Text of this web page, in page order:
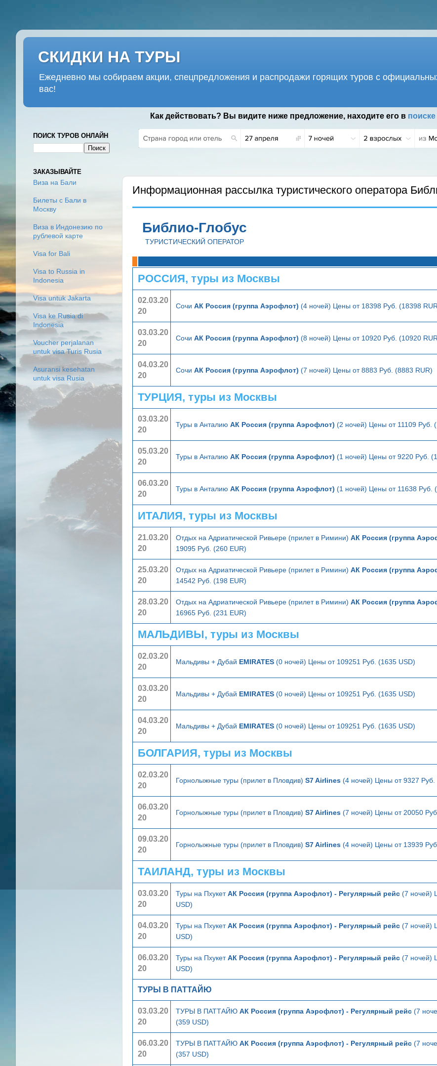
СКИДКИ НА ТУРЫ
Ежедневно мы собираем акции, спецпредложения и распродажи горящих туров с
вас!
Как действовать? Вы видите ниже предложение, находите его в поиске
Информационная рассылка туристического оператора
Библио-Глобус
ТУРИСТИЧЕСКИЙ ОПЕРАТОР
РОССИЯ, туры из Москвы
02.03.20
20
Сочи АК Россия (группа Аэрофлот) (4 ночей) Цены от 18398 Руб. (18398
03.03.20
20
Сочи АК Россия (группа Аэрофлот) (8 ночей) Цены от 10920 Руб. (10920
04.03.20
20
Сочи АК Россия (группа Аэрофлот) (7 ночей) Цены от 8883 Руб. (8883 RUR)
ТУРЦИЯ, туры из Москвы
03.03.20
20
Туры в Анталию АК Россия (группа Аэрофлот) (2 ночей) Цены от 11109 Руб.
05.03.20
20
Туры в Анталию АК Россия (группа Аэрофлот) (1 ночей) Цены от 9220 Руб.
06.03.20
20
Туры в Анталию АК Россия (группа Аэрофлот) (1 ночей) Цены от 11638 Руб.
ИТАЛИЯ, туры из Москвы
21.03.20
20
Отдых на Адриатической Ривьере (прилет в Римини) АК Россия (группа
19095 Руб. (260 EUR)
25.03.20
20
Отдых на Адриатической Ривьере (прилет в Римини) АК Россия (группа
14542 Руб. (198 EUR)
28.03.20
20
Отдых на Адриатической Ривьере (прилет в Римини) АК Россия (группа
16965 Руб. (231 EUR)
МАЛЬДИВЫ, туры из Москвы
02.03.20
20
Мальдивы + Дубай EMIRATES (0 ночей) Цены от 109251 Руб. (1635 USD)
03.03.20
20
Мальдивы + Дубай EMIRATES (0 ночей) Цены от 109251 Руб. (1635 USD)
04.03.20
20
Мальдивы + Дубай EMIRATES (0 ночей) Цены от 109251 Руб. (1635 USD)
БОЛГАРИЯ, туры из Москвы
02.03.20
20
Горнолыжные туры (прилет в Пловдив) S7 Airlines (4 ночей) Цены от 9327 Руб.
06.03.20
20
Горнолыжные туры (прилет в Пловдив) S7 Airlines (7 ночей) Цены от 20050
09.03.20
20
Горнолыжные туры (прилет в Пловдив) S7 Airlines (4 ночей) Цены от 13939
ТАИЛАНД, туры из Москвы
03.03.20
20
Туры на ПхукетАК Россия (группа Аэрофлот) - Регулярный рейс (7 ночей)
USD)
04.03.20
20
Туры на ПхукетАК Россия (группа Аэрофлот) - Регулярный рейс (7 ночей)
USD)
06.03.20
20
Туры на ПхукетАК Россия (группа Аэрофлот) - Регулярный рейс (7 ночей)
USD)
ТУРЫ В ПАТТАЙЮ
03.03.20
20
ТУРЫ В ПАТТАЙЮ АК Россия (группа Аэрофлот) - Регулярный рейс (7
(359 USD)
06.03.20
20
ТУРЫ В ПАТТАЙЮ АК Россия (группа Аэрофлот) - Регулярный рейс (7
(357 USD)
ПОИСК ТУРОВ ОНЛАЙН
ЗАКАЗЫВАЙТЕ
Виза на Бали
Билеты с Бали в
Москву
Виза в Индонезию по
рублевой карте
Visa for Bali
Visa to Russia in
Indonesia
Visa untuk Jakarta
Visa ke Rusia di
Indonesia
Voucher perjalanan
untuk visa Turis Rusia
Asuransi kesehatan
untuk visa Rusia